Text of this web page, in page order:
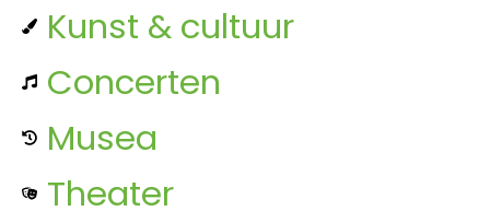
Kunst & cultuur
Concerten
Musea
Theater